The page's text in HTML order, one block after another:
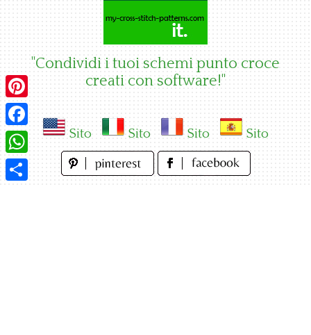
"Condividi i tuoi schemi punto croce
creati con software!"
Sito Sito Sito Sito
Pinterest
Facebook
WhatsApp